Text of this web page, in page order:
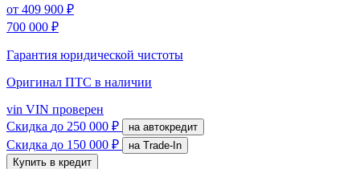
от 409 900 ₽
700 000 ₽
Гарантия юридической чистоты
Оригинал ПТС в наличии
vin VIN проверен
Скидка до 250 000 ₽ на автокредит
Скидка до 150 000 ₽
на Trade-In
Купить в кредит